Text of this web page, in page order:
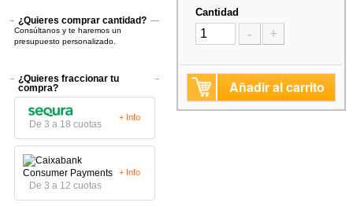
¿Quieres comprar cantidad?
Consúltanos y te haremos un
presupuesto personalizado.
¿Quieres fraccionar tu
compra?
De 3 a 18 cuotas
+ Info
De 3 a 12 cuotas
+ Info
Cantidad
- +
Añadir al carrito